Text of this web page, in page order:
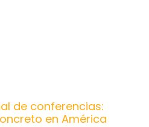
de conferencias:
en América